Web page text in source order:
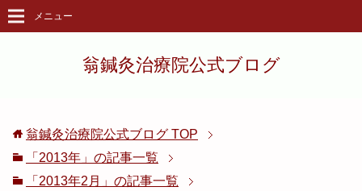
翁鍼灸治療院公式ブログ
メニュー
翁鍼灸治療院公式ブログ TOP
「2013年」の記事一覧
「2013年2月」の記事一覧